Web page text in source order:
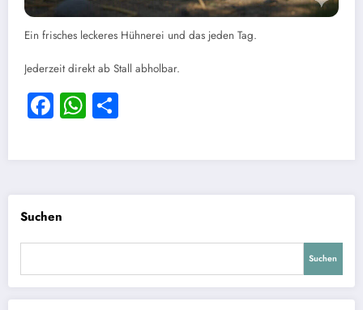
Ein frisches leckeres Hühnerei und das jeden Tag.
Jederzeit direkt ab Stall abholbar.
Facebook
WhatsApp
Suchen
Suchen